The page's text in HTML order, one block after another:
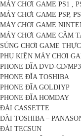
MÁY CHƠI GAME PS1 ,
MÁY CHƠI GAME PSP,
MÁY CHƠI GAME
MÁY CHƠI GAME CẦM
SÚNG CHƠI GAME
PHỤ KIỆN MÁY CHƠI
PHONE ĐĨA DVD-CD/MP3
PHONE ĐĨA TOSHIBA
PHONE ĐĨA GOLDIYP
PHONE ĐĨA HOMDAY
ĐÀI CASSETTE
ĐÀI TOSHIBA –
ĐÀI TECSUN